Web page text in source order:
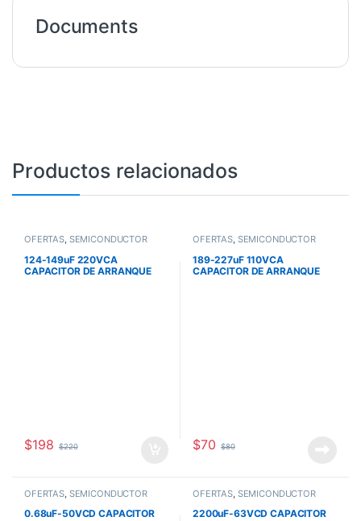
Documents
Productos relacionados
OFERTAS, SEMICONDUCTOR
124-149uF 220VCA
CAPACITOR DE ARRANQUE
$198 $220
OFERTAS, SEMICONDUCTOR
189-227uF 110VCA
CAPACITOR DE ARRANQUE
$70 $80
OFERTAS SEMICONDUCTOR
0.68uF-50VCD CAPACITOR
OFERTAS SEMICONDUCTOR
2200uF-63VCD CAPACITOR